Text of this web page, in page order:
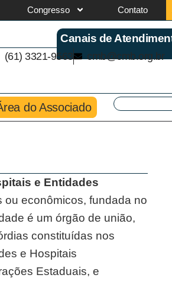
Congresso Contato
Canais de
(61) 3321-9563 cmb@cmb.org.br
do Associado
e Entidades
ou econômicos, fundada no
é um órgão de união,
constituídas nos
e Hospitais
Estaduais, e